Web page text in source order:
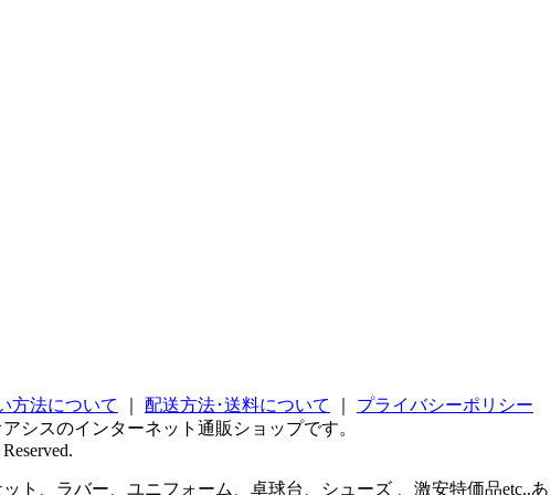
方法について 配送方法･送料について
プライバシーポリシー
シスのインターネット通販ショップです。
ト、ラバー、ユニフォーム、卓球台、シューズ 、激安特価品etc..あ